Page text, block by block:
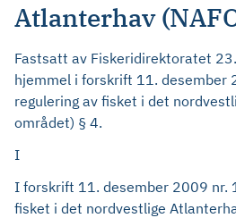
Atlanterhav
Fastsatt av Fiskeridirektoratet
hjemmel i forskrift 11. desember
regulering av fisket i det
området) § 4.
I
I forskrift 11. desember 2009 nr.
fisket i det nordvestlige